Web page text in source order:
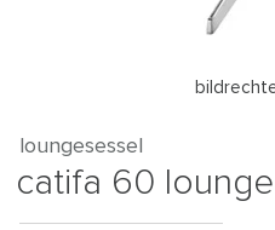
loungesessel
catifa 60 lounge